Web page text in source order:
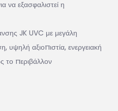
να εξασφαλιστεί η
JK UVC με μεγάλη
υψηλή αξιοπιστία, ενεργειακή
το περιβάλλον